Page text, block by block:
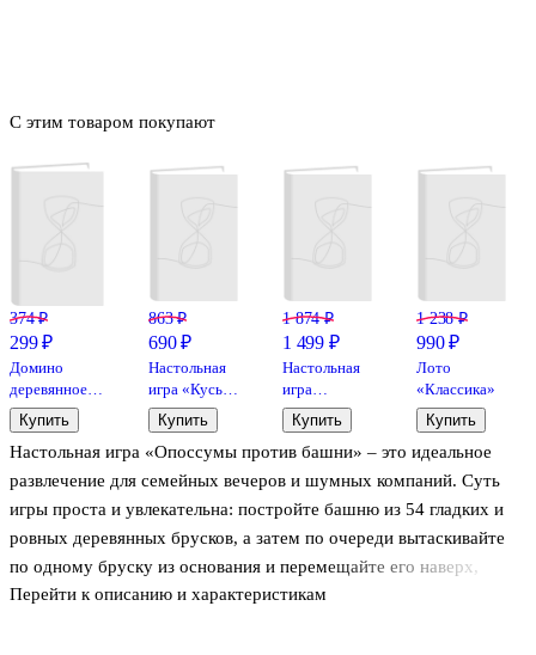
Настольная игра «Опоссумы против башни» – это идеальное
развлечение для семейных вечеров и шумных компаний. Суть
игры проста и увлекательна: постройте башню из 54 гладких и
ровных деревянных брусков, а затем по очереди вытаскивайте
по одному бруску из основания и перемещайте его наверх,
пытаясь сохранить устойчивость конструкции. Игрок, у
Перейти к описанию и характеристикам
С этим товаром покупают
374 ₽
299 ₽
Домино
деревянное
классическое
в деревянной
коробке,
Десятое
Купить
863 ₽
690 ₽
Настольная
игра «Кусь»,
Bookvalno
Купить
1 874 ₽
1 499 ₽
Настольная
игра
«Миллионер
Classic V2»,
Origami
Купить
1 238 ₽
990 ₽
Лото
«Классика»
Купить